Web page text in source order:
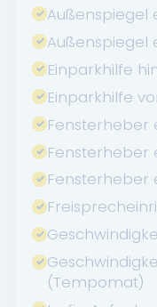
Außenspiegel
Außenspiegel
Einparkhilfe
Einparkhilfe
Fensterheber
Fensterheber
Fensterheber
(Tempomat)